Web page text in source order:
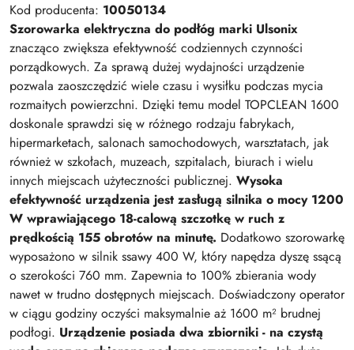
Kod producenta: 10050134
Szorowarka elektryczna do podłóg marki Ulsonix
znacząco zwiększa efektywność codziennych czynności
porządkowych. Za sprawą dużej wydajności urządzenie
pozwala zaoszczędzić wiele czasu i wysiłku podczas mycia
rozmaitych powierzchni. Dzięki temu model TOPCLEAN 1600
doskonale sprawdzi się w różnego rodzaju fabrykach,
hipermarketach, salonach samochodowych, warsztatach, jak
również w szkołach, muzeach, szpitalach, biurach i wielu
innych miejscach użyteczności publicznej. Wysoka
efektywność urządzenia jest zasługą silnika o mocy 1200
W wprawiającego 18-calową szczotkę w ruch z
prędkością 155 obrotów na minutę. Dodatkowo szorowarkę
wyposażono w silnik ssawy 400 W, który napędza dyszę ssącą
o szerokości 760 mm. Zapewnia to 100% zbierania wody
nawet w trudno dostępnych miejscach. Doświadczony operator
w ciągu godziny oczyści maksymalnie aż 1600 m² brudnej
podłogi. Urządzenie posiada dwa zbiorniki - na czystą